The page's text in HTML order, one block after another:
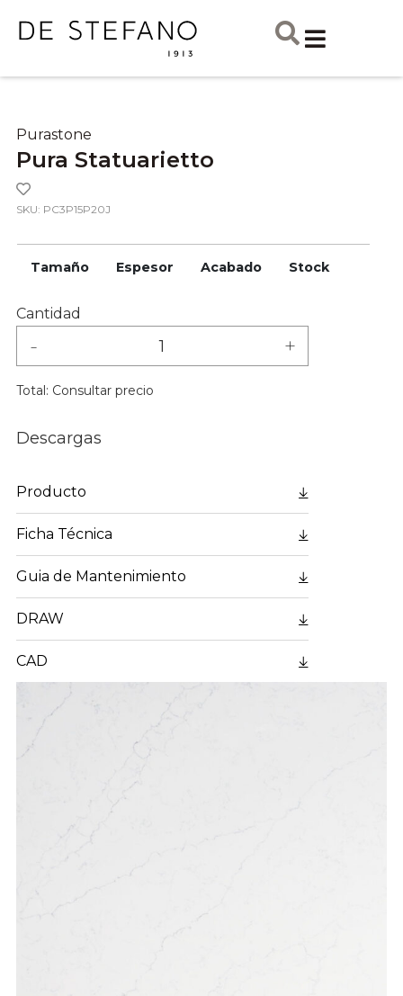
Purastone
Pura Statuarietto
SKU: PC3P15P20J
Tamaño Espesor Acabado Stock
Cantidad
- +
Total: Consultar precio
Descargas
Producto
Ficha Técnica
Guia de Mantenimiento
DRAW
CAD